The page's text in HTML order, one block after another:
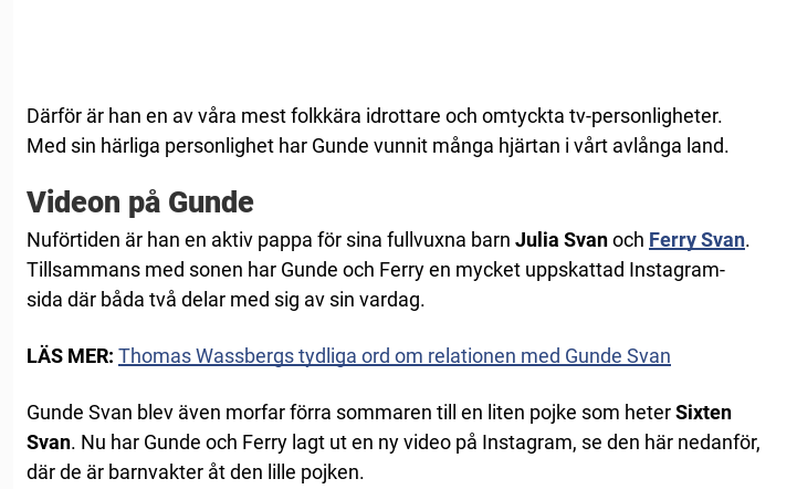
Därför är han en av våra mest folkkära idrottare och omtyckta tv-personligheter.
Med sin härliga personlighet har Gunde vunnit många hjärtan i vårt avlånga land.
Videon på Gunde
Nuförtiden är han en aktiv pappa för sina fullvuxna barn Julia Svanoch Ferry Svan.
Tillsammans med sonen har Gunde och Ferry en mycket uppskattad Instagram-
sida där båda två delar med sig av sin vardag.
LÄS MER: Thomas Wassbergs tydliga ord om relationen med Gunde Svan
Gunde Svan blev även morfar förra sommaren till en liten pojke som heterSixten
Svan. Nu har Gunde och Ferry lagt ut en ny video på Instagram, se den här nedanför,
där de är barnvakter åt den lille pojken.